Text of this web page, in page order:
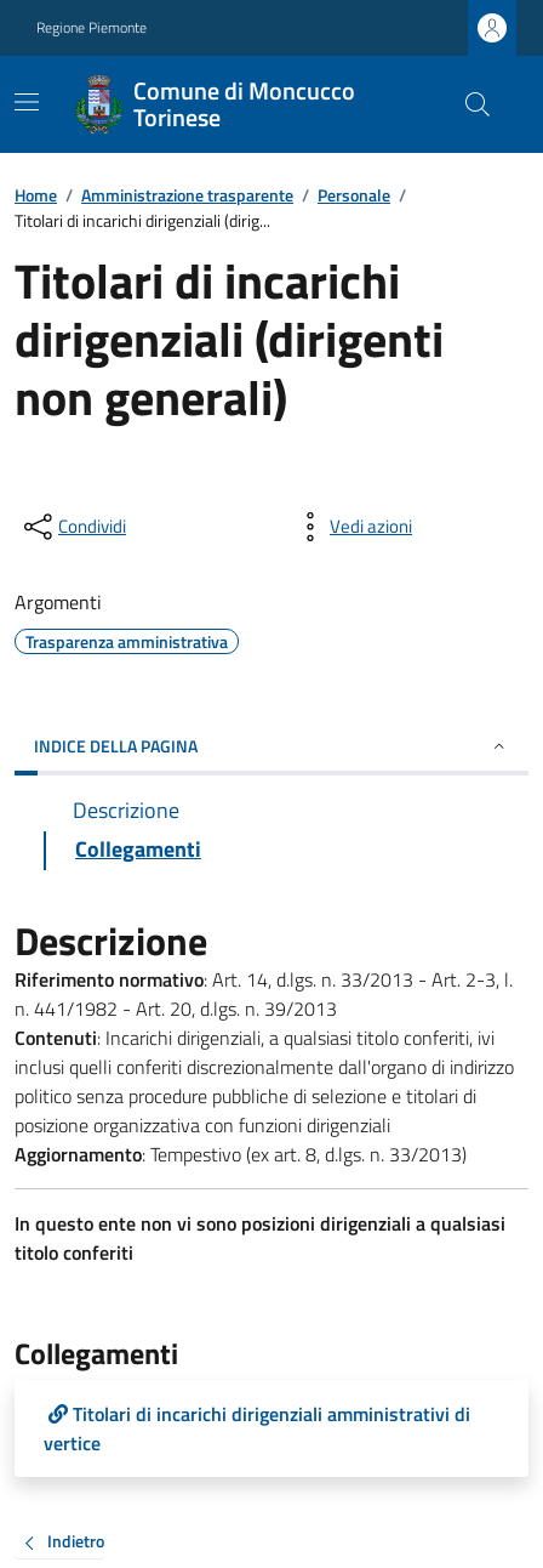
Regione Piemonte
Comune di Moncucco
Torinese
Home / Amministrazione trasparente / Personale /
Titolari di incarichi dirigenziali (dirig...
Titolari di incarichi
dirigenziali (dirigenti
non generali)
Condividi Vedi azioni
Argomenti
Trasparenza amministrativa
INDICE DELLA PAGINA
Descrizione
Collegamenti
Descrizione
Riferimento normativo: Art. 14, d.lgs. n. 33/2013 - Art. 2-3, l.
n. 441/1982 - Art. 20, d.lgs. n. 39/2013
Contenuti: Incarichi dirigenziali, a qualsiasi titolo conferiti, ivi
inclusi quelli conferiti discrezionalmente dall'organo di indirizzo
politico senza procedure pubbliche di selezione e titolari di
posizione organizzativa con funzioni dirigenziali
Aggiornamento: Tempestivo (ex art. 8, d.lgs. n. 33/2013)
In questo ente non vi sono posizioni dirigenziali a qualsiasi
titolo conferiti
Collegamenti
Titolari di incarichi dirigenziali amministrativi di
vertice
Indietro